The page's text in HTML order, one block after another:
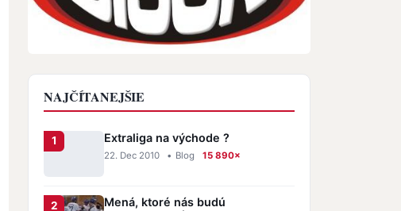
NAJČÍTANEJŠIE
Extraliga na východe ?
22. Dec 2010 • Blog 15 890×
Mená, ktoré nás budú